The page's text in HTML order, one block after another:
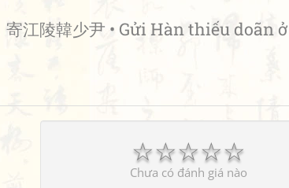
寄江陵韓少尹 • Gửi Hàn thiếu doãn ở
☆
☆
☆
☆
☆
Chưa có đánh giá nào